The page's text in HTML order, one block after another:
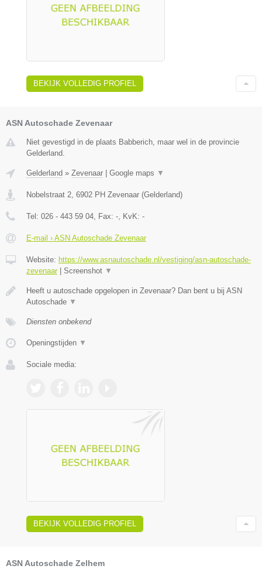
BEKIJK VOLLEDIG PROFIEL
ASN Autoschade Zevenaar
Niet gevestigd in de plaats Babberich, maar wel in de provincie
Gelderland.
Gelderland » Zevenaar | Google maps ▼
Nobelstraat 2 6902 PH Zevenaar (Gelderland)
Tel: 026 - 443 59 04 , Fax: - , KvK: -
E-mail › ASN Autoschade Zevenaar
Website: https://www.asnautoschade.nl/vestiging/asn-autoschade-
zevenaar| Screenshot ▼
Heeft u autoschade opgelopen in Zevenaar? Dan bent u bij ASN
Autoschade ▼
Diensten onbekend
Openingstijden ▼
Sociale media:
BEKIJK VOLLEDIG PROFIEL
ASN Autoschade Zelhem